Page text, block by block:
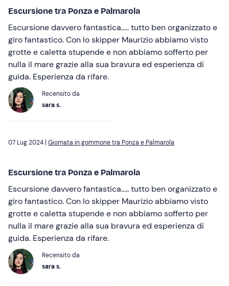
Escursione tra Ponza e Palmarola
Escursione davvero fantastica….. tutto ben organizzato e
giro fantastico. Con lo skipper Maurizio abbiamo visto
grotte e caletta stupende e non abbiamo sofferto per
nulla il mare grazie alla sua bravura ed esperienza di
guida. Esperienza da rifare.
Recensito da
sara s.
07 Lug 2024 | Giornata in gommone tra Ponza e Palmarola
Escursione tra Ponza e Palmarola
Escursione davvero fantastica….. tutto ben organizzato e
giro fantastico. Con lo skipper Maurizio abbiamo visto
grotte e caletta stupende e non abbiamo sofferto per
nulla il mare grazie alla sua bravura ed esperienza di
guida. Esperienza da rifare.
Recensito da
sara s.